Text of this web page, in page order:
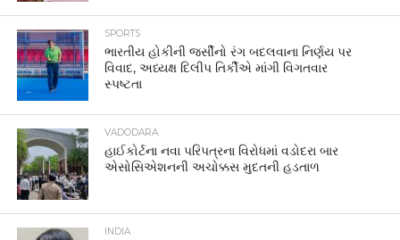
SPORTS
ભારતીય હોકીની જર્સીનો રંગ બદલવાના નિર્ણય પર
વિવાદ, અધ્યક્ષ દિલીપ તિર્કીએ માંગી વિગતવાર
સ્પષ્ટતા
VADODARA
હાઈકોર્ટના નવા પરિપત્રના વિરોધમાં વડોદરા બાર
એસોસિએશનની અચોક્કસ મુદતની હડતાળ
INDIA